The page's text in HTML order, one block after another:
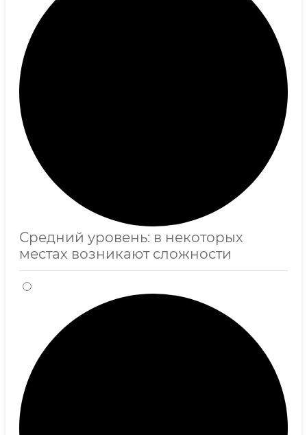
Средний уровень: в некоторых
местах возникают сложности